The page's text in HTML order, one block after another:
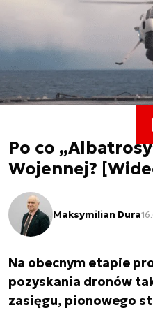
Po co
Wojennej?
Maksymilian Dura
Na obecnym etapie
pozyskania dronów
zasięgu, pionowego